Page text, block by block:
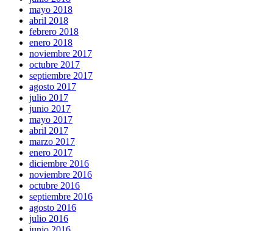
mayo 2018
abril 2018
febrero 2018
enero 2018
noviembre 2017
octubre 2017
septiembre 2017
agosto 2017
julio 2017
junio 2017
mayo 2017
abril 2017
marzo 2017
enero 2017
diciembre 2016
noviembre 2016
octubre 2016
septiembre 2016
agosto 2016
julio 2016